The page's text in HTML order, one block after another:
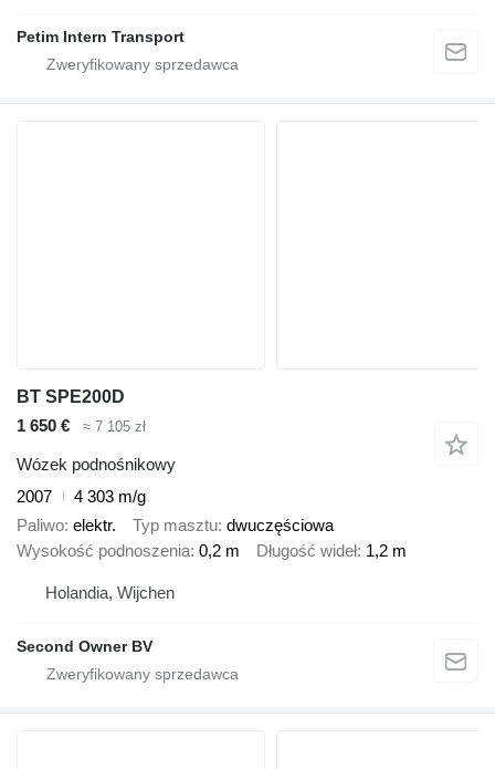
Petim Intern Transport
BT SPE200D
1 650 €
≈ 7 105 zł
Wózek podnośnikowy
2007
4 303 m/g
Paliwo elektr. Typ masztu dwuczęściowa
Wysokość podnoszenia 0,2 m Długość wideł 1,2 m
Holandia, Wijchen
Second Owner BV